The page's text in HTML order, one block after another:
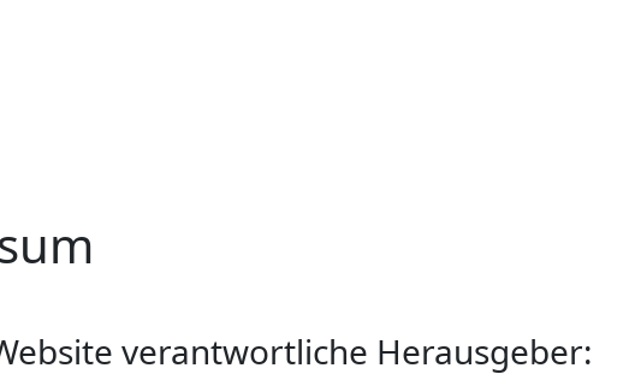
verantwortliche Herausgeber: